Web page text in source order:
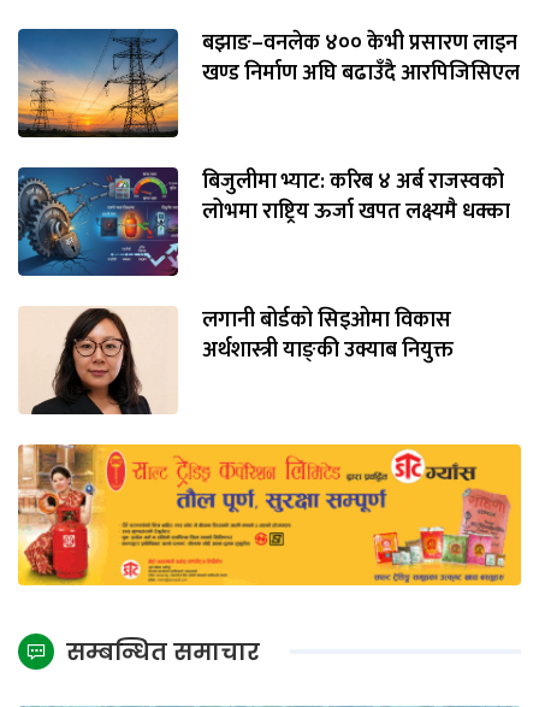
बझाङ–वनलेक ४०० केभी प्रसारण लाइन
खण्ड निर्माण अघि बढाउँदै आरपिजिसिएल
बिजुलीमा भ्याट: करिब ४ अर्ब राजस्वको
लोभमा राष्ट्रिय ऊर्जा खपत लक्ष्यमै धक्का
लगानी बोर्डको सिइओमा विकास
अर्थशास्त्री याङ्‌की उक्याब नियुक्त
सम्बन्धित समाचार